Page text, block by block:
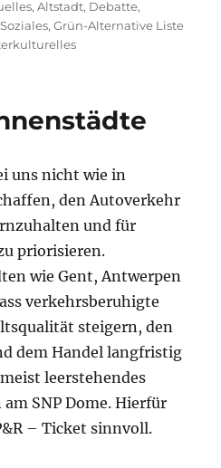
,Altstadt, Debatte,
,Grün-Alternative Liste
uns nicht wie in
den Autoverkehr
und für
priorisieren.
wie Gent, Antwerpen
verkehrsberuhigte
steigern, den
dem Handel langfristig
leerstehendes
SNP Dome. Hierfür
– Ticket sinnvoll.